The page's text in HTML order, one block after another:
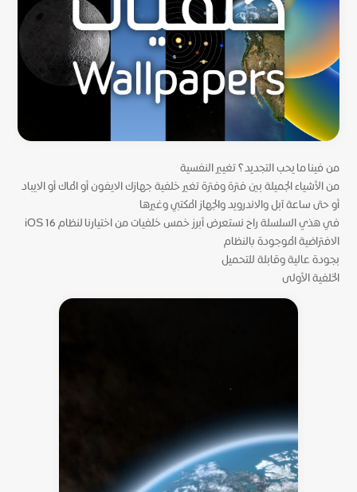
من فينا ما يحب التجديد؟ تغيير النفسية
من الأشياء الجميلة بين فترة وفترة تغير خلفية جهازك الايفون أو الماك أو الايباد
أو حتى ساعة آبل والاندرويد والجهاز المكتبي وغيرها
في هذي السلسلة راح نستعرض أبرز خمس خلفيات من اختيارنا لنظام iOS 16
الافتراضية الموجودة بالنظام
بجودة عالية وقابلة للتحميل
الخلفية الأولى